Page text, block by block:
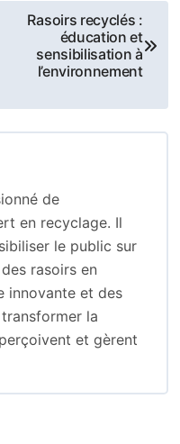
Rasoirs recyclés :
éducation et
sensibilisation à
l’environnement
de
en recyclage. Il
le public sur
rasoirs en
innovante et des
la
et gèrent